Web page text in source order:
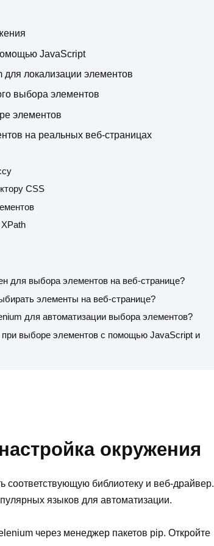
JavaScript
для локализации элементов
выбора элементов
элементов
на реальных веб-страницах
CSS
для выбора элементов на веб-странице?
элементы на веб-странице?
для автоматизации выбора элементов?
при выборе элементов с помощью JavaScript и
окружения
соответствующую библиотеку и веб-драйвер.
языков для автоматизации.
через менеджер пакетов pip. Откройте